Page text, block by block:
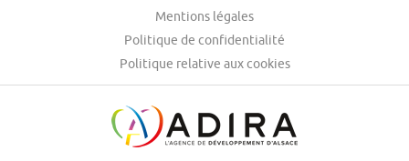
Mentions légales
Politique de confidentialité
Politique relative aux cookies